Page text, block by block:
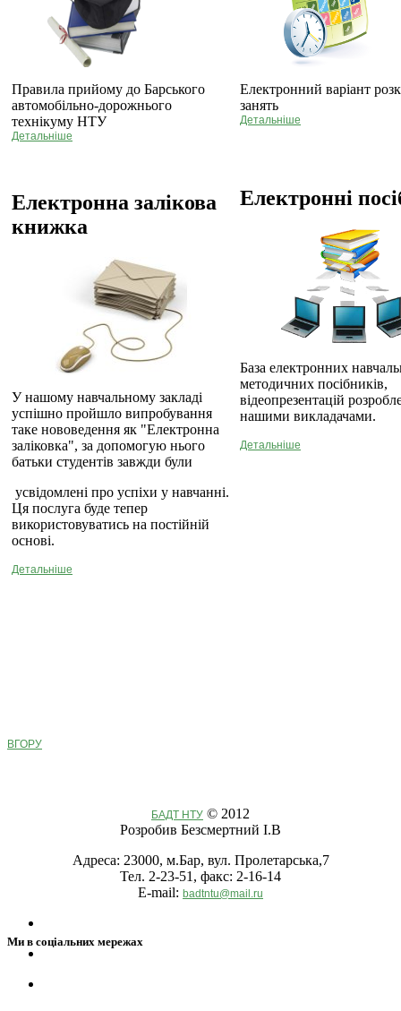
Правила прийому до Барського
автомобільно-дорожнього
технікуму НТУ
Детальніше
Електронна залікова
книжка
У нашому навчальному закладі
успішно пройшло випробування
таке нововедення як "Електронна
заліковка", за допомогую нього
батьки студентів завжди були
усвідомлені про успіхи у навчанні.
Ця послуга буде тепер
використовуватись на постійній
основі.
Детальніше
Електронний варіант
занять
Детальніше
Електронні
База електронних
методичних посібників,
відеопрезентацій
нашими викладачами.
Детальніше
ВГОРУ
БАДТ НТУ © 2012
Розробив Безсмертний І.В
Адреса: 23000, м.Бар, вул. Пролетарська,7
Тел. 2-23-51, факс: 2-16-14
E-mail: badtntu@mail.ru
Ми в соціальних мережах